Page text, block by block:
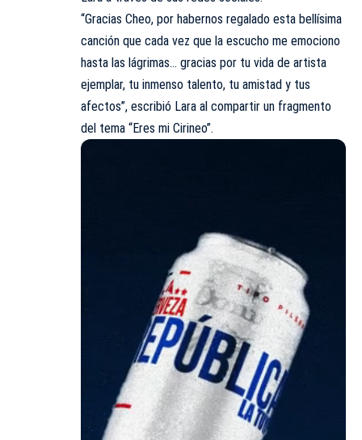
“Gracias Cheo, por habernos regalado esta bellísima
canción que cada vez que la escucho me emociono
hasta las lágrimas… gracias por tu vida de artista
ejemplar, tu inmenso talento, tu amistad y tus
afectos”, escribió Lara al compartir un fragmento
del tema “Eres mi Cirineo”.